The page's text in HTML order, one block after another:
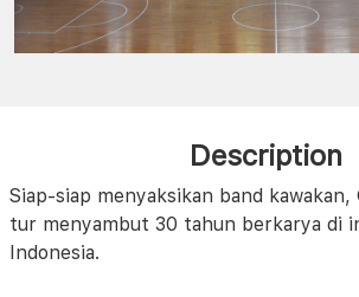
Description
Siap-siap menyaksikan band kawakan,
tur menyambut 30 tahun berkarya di
Indonesia.